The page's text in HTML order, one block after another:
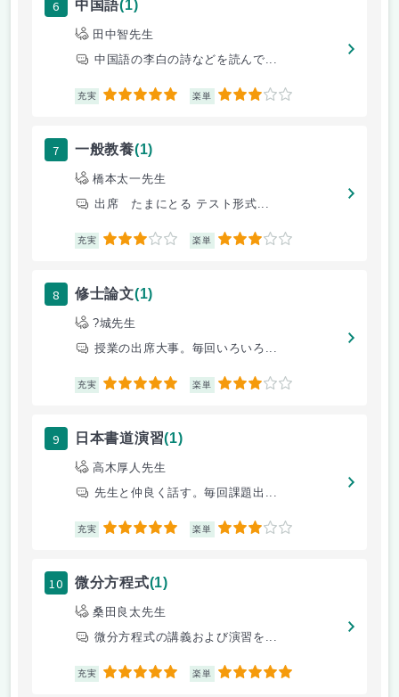
6 中国語(1)
田中智先生
中国語の李白の詩などを読んで...
充実 5 楽単 3
7 一般教養(1)
橋本太一先生
出席 たまにとる テスト形式...
充実 3 楽単 3
8 修士論文(1)
?城先生
授業の出席大事。毎回いろいろ...
充実 5 楽単 3
9 日本書道演習(1)
高木厚人先生
先生と仲良く話す。毎回課題出...
充実 5 楽単 3
10 微分方程式(1)
桑田良太先生
微分方程式の講義および演習を...
充実 5 楽単 5